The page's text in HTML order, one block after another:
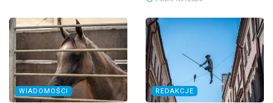
WIADOMOŚCI REDAKCJE